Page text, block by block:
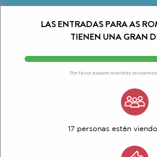
LAS ENTRADAS PARA AS
TIENEN UNA GRAN
Por favor espere mientras
17 personas están